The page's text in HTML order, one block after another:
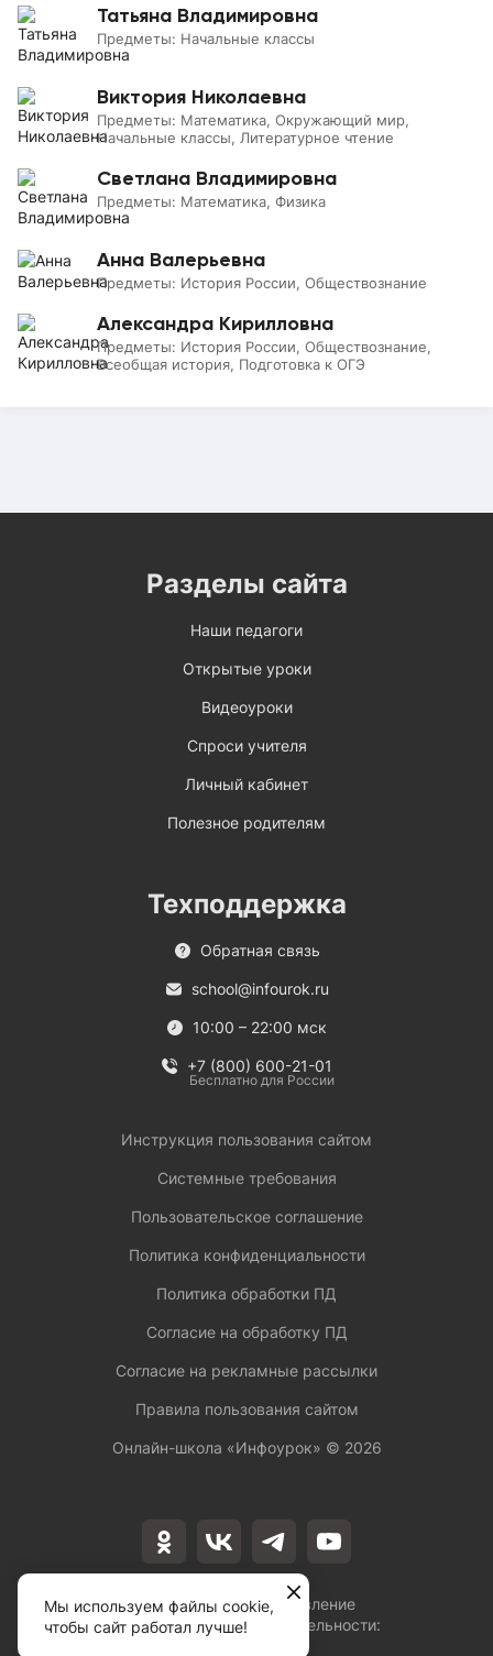
Татьяна Владимировна
Предметы: Начальные классы
Виктория Николаевна
Предметы: Математика, Окружающий мир,
Начальные классы, Литературное чтение
Светлана Владимировна
Предметы: Математика, Физика
Анна Валерьевна
Предметы: История России, Обществознание
Александра Кирилловна
Предметы: История России, Обществознание,
Всеобщая история, Подготовка к ОГЭ
Лицензия на осуществление
образовательной деятельности:
Разделы сайта
Наши педагоги
Открытые уроки
Видеоуроки
Спроси учителя
Личный кабинет
Полезное родителям
Техподдержка
Обратная связь
school@infourok.ru
10:00 – 22:00 мск
+7 (800) 600-21-01
Бесплатно для России
Инструкция пользования сайтом
Системные требования
Пользовательское соглашение
Политика конфиденциальности
Политика обработки ПД
Согласие на обработку ПД
Согласие на рекламные рассылки
Правила пользования сайтом
Онлайн-школа «Инфоурок» © 2026
Мы используем файлы cookie,
чтобы сайт работал лучше!